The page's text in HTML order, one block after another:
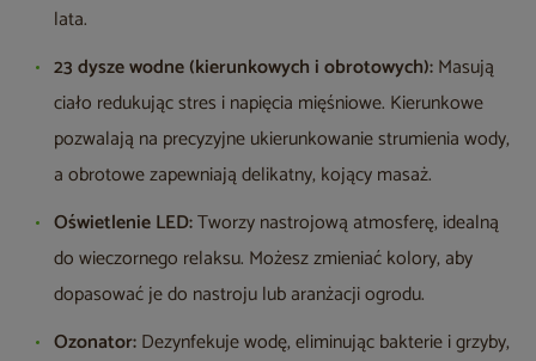
lata.
23 dysze wodne (kierunkowych i obrotowych):Masują
ciało redukując stres i napięcia mięśniowe. Kierunkowe
pozwalają na precyzyjne ukierunkowanie strumienia wody,
a obrotowe zapewniają delikatny, kojący masaż.
Oświetlenie LED:Tworzy nastrojową atmosferę, idealną
do wieczornego relaksu. Możesz zmieniać kolory, aby
dopasować je do nastroju lub aranżacji ogrodu.
Ozonator:Dezynfekuje wodę, eliminując bakterie i grzyby,